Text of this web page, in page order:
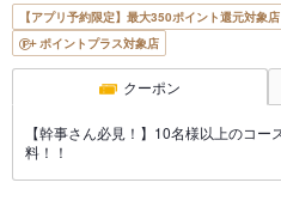
【アプリ予約限定】最大350ポイント還元対象店
ポイントプラス対象店
クーポン
【幹事さん必見！】10名様以上のコ
料！！